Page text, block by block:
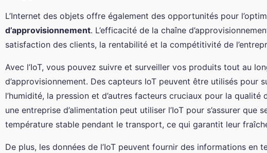
L’Internet des objets offre également des opportunités pour
d’approvisionnement. L’efficacité de la chaîne
satisfaction des clients, la rentabilité et la compétitivité de
Avec l’IoT, vous pouvez suivre et surveiller vos produits tout au
d’approvisionnement. Des capteurs IoT peuvent être utilisés pour
l’humidité, la pression et d’autres facteurs cruciaux pour la qualité
une entreprise d’alimentation peut utiliser l’IoT pour s’assurer que
température stable pendant le transport, ce qui garantit leur
De plus, les données de l’IoT peuvent fournir des informations en